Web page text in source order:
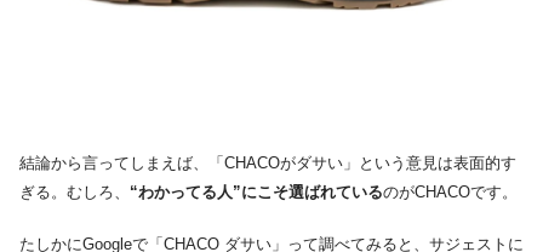
結論から言ってしまえば、「CHACOがダサい」という意見は表面的す
ぎる。むしろ、 “わかってる人”にこそ選ばれているのがCHACOです。
たしかにGoogleで「CHACO ダサい」って調べてみると、サジェストに